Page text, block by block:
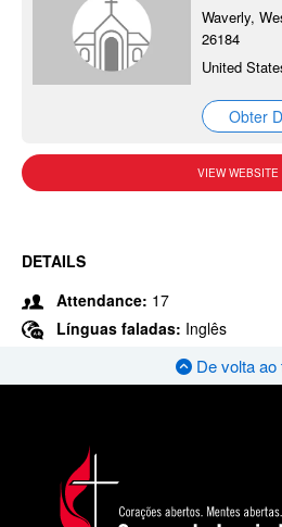
Waverly,
26184
United
Obter
VIEW WEBSITE
DETAILS
Attendance: 17
Línguas faladas: Inglês
De volta ao